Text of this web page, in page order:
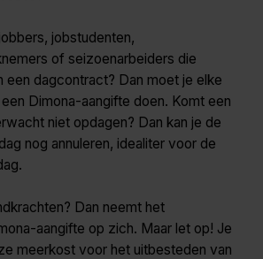
jobstudenten,
of seizoenarbeiders die
een dagcontract? Dan moet je elke
Dimona-aangifte doen. Komt een
niet opdagen? Dan kan je de
nog annuleren, idealiter voor de
Dan neemt het
aangifte op zich. Maar let op! Je
meerkost voor het uitbesteden van